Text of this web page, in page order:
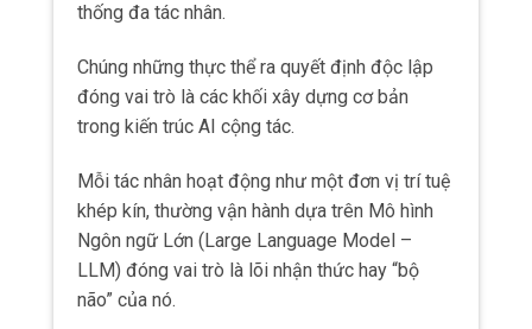
7.2 Giờ làm việc
7.3 E-mail
7.4 Phone
Tư vấn
thống đa tác nhân.
Chúng những thực thể ra quyết định độc lập
đóng vai trò là các khối xây dựng cơ bản
trong kiến trúc AI cộng tác.
Mỗi tác nhân hoạt động như một đơn vị trí tuệ
khép kín, thường vận hành dựa trên Mô hình
Ngôn ngữ Lớn (Large Language Model –
LLM) đóng vai trò là lõi nhận thức hay “bộ
não” của nó.